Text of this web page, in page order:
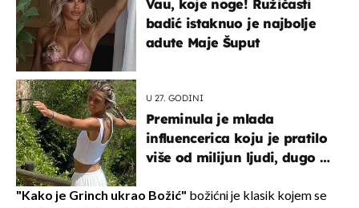
Vau, koje noge! Ružičasti
badić istaknuo je najbolje
adute Maje Šuput
U 27. GODINI
Preminula je mlada
influencerica koju je pratilo
više od milijun ljudi, dugo se
"Kako je Grinch ukrao Božić" božićni je klasik kojem se